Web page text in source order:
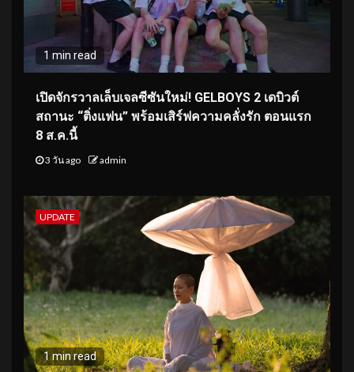
1 min read
เปิดจักรวาลเล็บเจลซีซันใหม่! GELBOYS 2 เดบิวต์
สถานะ “ติ่งแฟน” พร้อมเสิร์ฟความคลั่งรัก ตอนแรก
8 ส.ค.นี้
3 วัน ago admin
UPDATE
1 min read